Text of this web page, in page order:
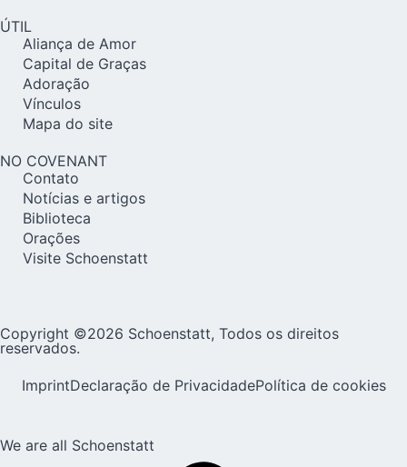
ÚTIL
Aliança de Amor
Capital de Graças
Adoração
Vínculos
Mapa do site
NO COVENANT
Contato
Notícias e artigos
Biblioteca
Orações
Visite Schoenstatt
Copyright ©2026 Schoenstatt, Todos os direitos
reservados.
ImprintDeclaração de PrivacidadePolítica de cookies
We are all Schoenstatt